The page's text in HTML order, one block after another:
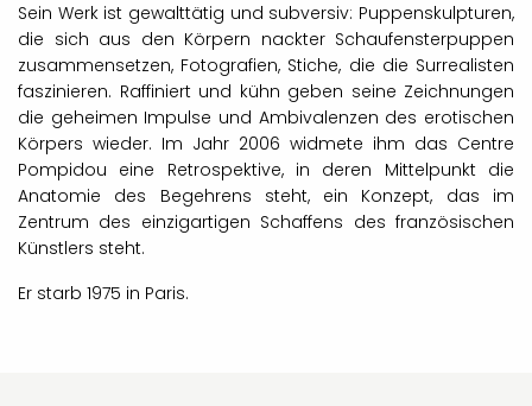
Sein Werk ist gewalttätig und subversiv: Puppenskulpturen,
die sich aus den Körpern nackter Schaufensterpuppen
zusammensetzen, Fotografien, Stiche, die die Surrealisten
faszinieren. Raffiniert und kühn geben seine Zeichnungen
die geheimen Impulse und Ambivalenzen des erotischen
Körpers wieder. Im Jahr 2006 widmete ihm das Centre
Pompidou eine Retrospektive, in deren Mittelpunkt die
Anatomie des Begehrens steht, ein Konzept, das im
Zentrum des einzigartigen Schaffens des französischen
Künstlers steht.
Er starb 1975 in Paris.